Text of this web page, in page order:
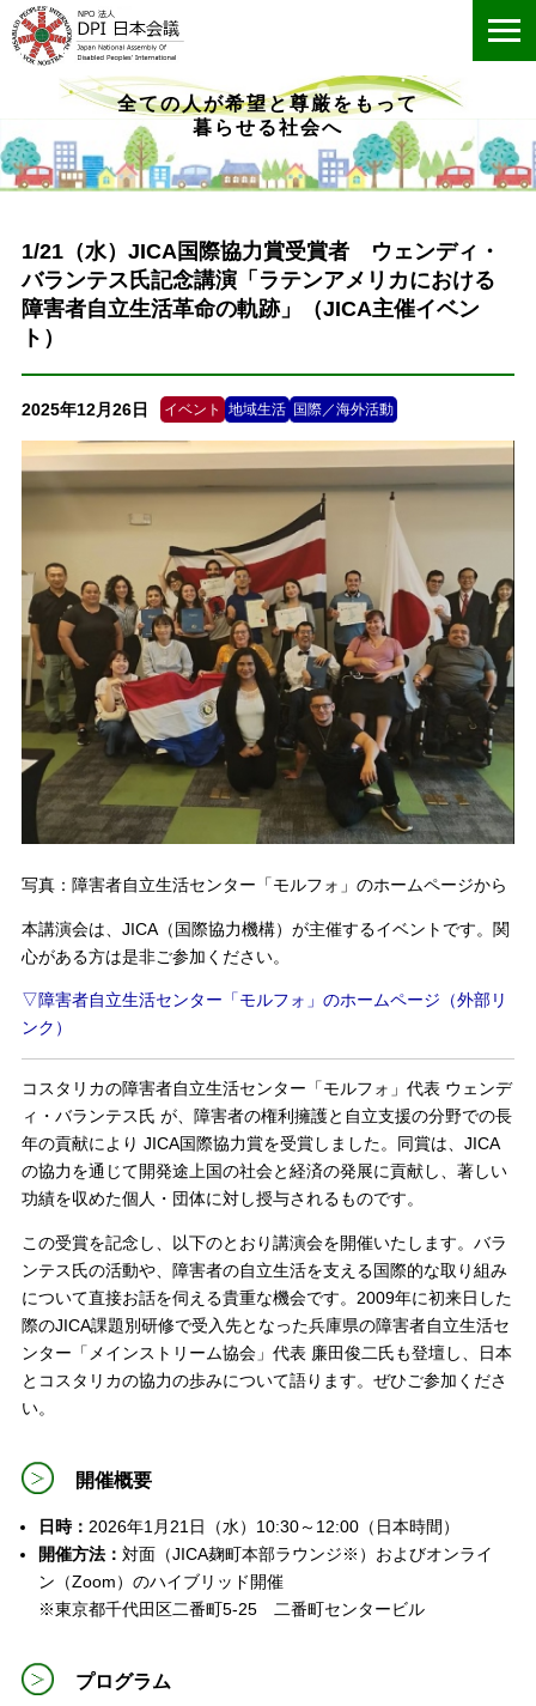
全ての人が希望と尊厳をもって
暮らせる社会へ
1/21（水）JICA国際協力賞受賞者 ウェンディ・
バランテス氏記念講演「ラテンアメリカにおける
障害者自立生活革命の軌跡」（JICA主催イベン
ト）
2025年12月26日 イベント 地域生活 国際／海外活動
写真：障害者自立生活センター「モルフォ」のホームページから
本講演会は、JICA（国際協力機構）が主催するイベントです。関
心がある方は是非ご参加ください。
▽障害者自立生活センター「モルフォ」のホームページ（外部リ
ンク）
コスタリカの障害者自立生活センター「モルフォ」代表 ウェンデ
ィ・バランテス氏 が、障害者の権利擁護と自立支援の分野での長
年の貢献により JICA国際協力賞を受賞しました。同賞は、JICA
の協力を通じて開発途上国の社会と経済の発展に貢献し、著しい
功績を収めた個人・団体に対し授与されるものです。
この受賞を記念し、以下のとおり講演会を開催いたします。バラ
ンテス氏の活動や、障害者の自立生活を支える国際的な取り組み
について直接お話を伺える貴重な機会です。2009年に初来日した
際のJICA課題別研修で受入先となった兵庫県の障害者自立生活セ
ンター「メインストリーム協会」代表 廉田俊二氏も登壇し、日本
とコスタリカの協力の歩みについて語ります。ぜひご参加くださ
い。
開催概要
日時： 2026年1月21日（水）10:30～12:00（日本時間）
開催方法： 対面（JICA麹町本部ラウンジ※）およびオンライ
ン（Zoom）のハイブリッド開催
※東京都千代田区二番町5-25 二番町センタービル
プログラム